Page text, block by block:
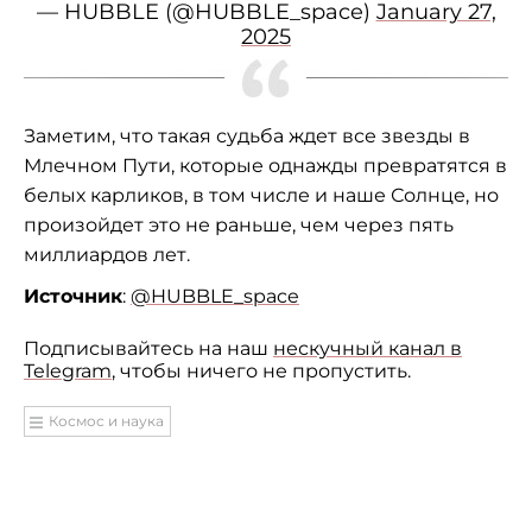
— HUBBLE (@HUBBLE_space) January 27,
2025
Заметим, что такая судьба ждет все звезды в
Млечном Пути, которые однажды превратятся в
белых карликов, в том числе и наше Солнце, но
произойдет это не раньше, чем через пять
миллиардов лет.
Источник: @HUBBLE_space
Подписывайтесь на наш нескучный канал в
Telegram, чтобы ничего не пропустить.
Космос и наука